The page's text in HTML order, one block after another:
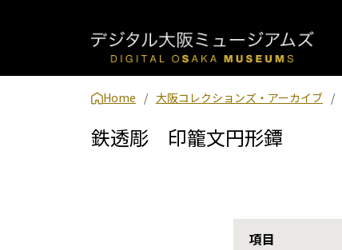
Home 大阪コレクションズ・アーカイブ
鉄透彫 印籠文円形鐔
項目